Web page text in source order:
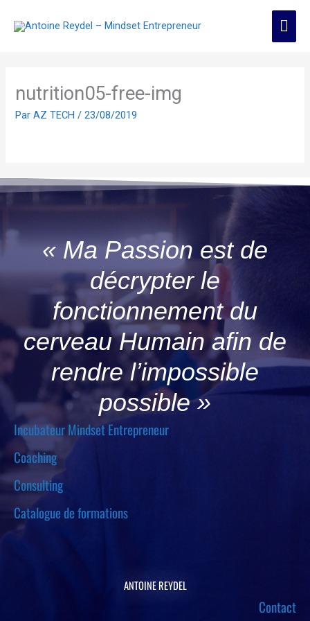
contenu
nutrition05-free-img
ParAZ TECH/23/08/2019
« Ma Passion est de
décrypter le
fonctionnement du
cerveau Humain afin de
rendre l’impossible
possible »
Incubateur Mindset Entrepreneur
Coaching
Consulting
Catalogue de formations
ANTOINE REYDEL
Contact